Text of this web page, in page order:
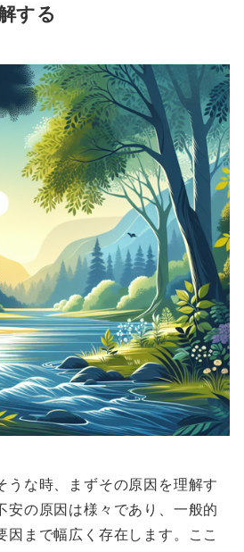
する
うな時、まずその原因を理解す
安の原因は様々であり、一般的
因まで幅広く存在します。ここ